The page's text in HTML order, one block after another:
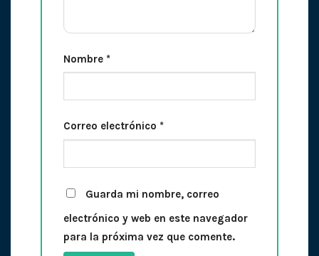
Nombre *
Correo electrónico *
Guarda mi nombre, correo
electrónico y web en este navegador
para la próxima vez que comente.